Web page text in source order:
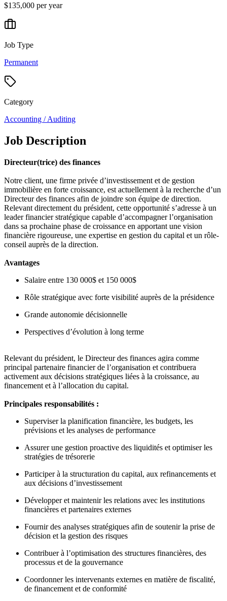
$135,000 per year
Job Type
Permanent
Category
Accounting / Auditing
Job Description
Directeur(trice) des finances
Notre client, une firme privée d’investissement et de gestion
immobilière en forte croissance, est actuellement à la recherche d’un
Directeur des finances afin de joindre son équipe de direction.
Relevant directement du président, cette opportunité s’adresse à un
leader financier stratégique capable d’accompagner l’organisation
dans sa prochaine phase de croissance en apportant une vision
financière rigoureuse, une expertise en gestion du capital et un rôle-
conseil auprès de la direction.
Avantages
Salaire entre 130 000$ et 150 000$
Rôle stratégique avec forte visibilité auprès de la présidence
Grande autonomie décisionnelle
Perspectives d’évolution à long terme
Relevant du président, le Directeur des finances agira comme
principal partenaire financier de l’organisation et contribuera
activement aux décisions stratégiques liées à la croissance, au
financement et à l’allocation du capital.
Principales responsabilités :
Superviser la planification financière, les budgets, les
prévisions et les analyses de performance
Assurer une gestion proactive des liquidités et optimiser les
stratégies de trésorerie
Participer à la structuration du capital, aux refinancements et
aux décisions d’investissement
Développer et maintenir les relations avec les institutions
financières et partenaires externes
Fournir des analyses stratégiques afin de soutenir la prise de
décision et la gestion des risques
Contribuer à l’optimisation des structures financières, des
processus et de la gouvernance
Coordonner les intervenants externes en matière de fiscalité,
de financement et de conformité